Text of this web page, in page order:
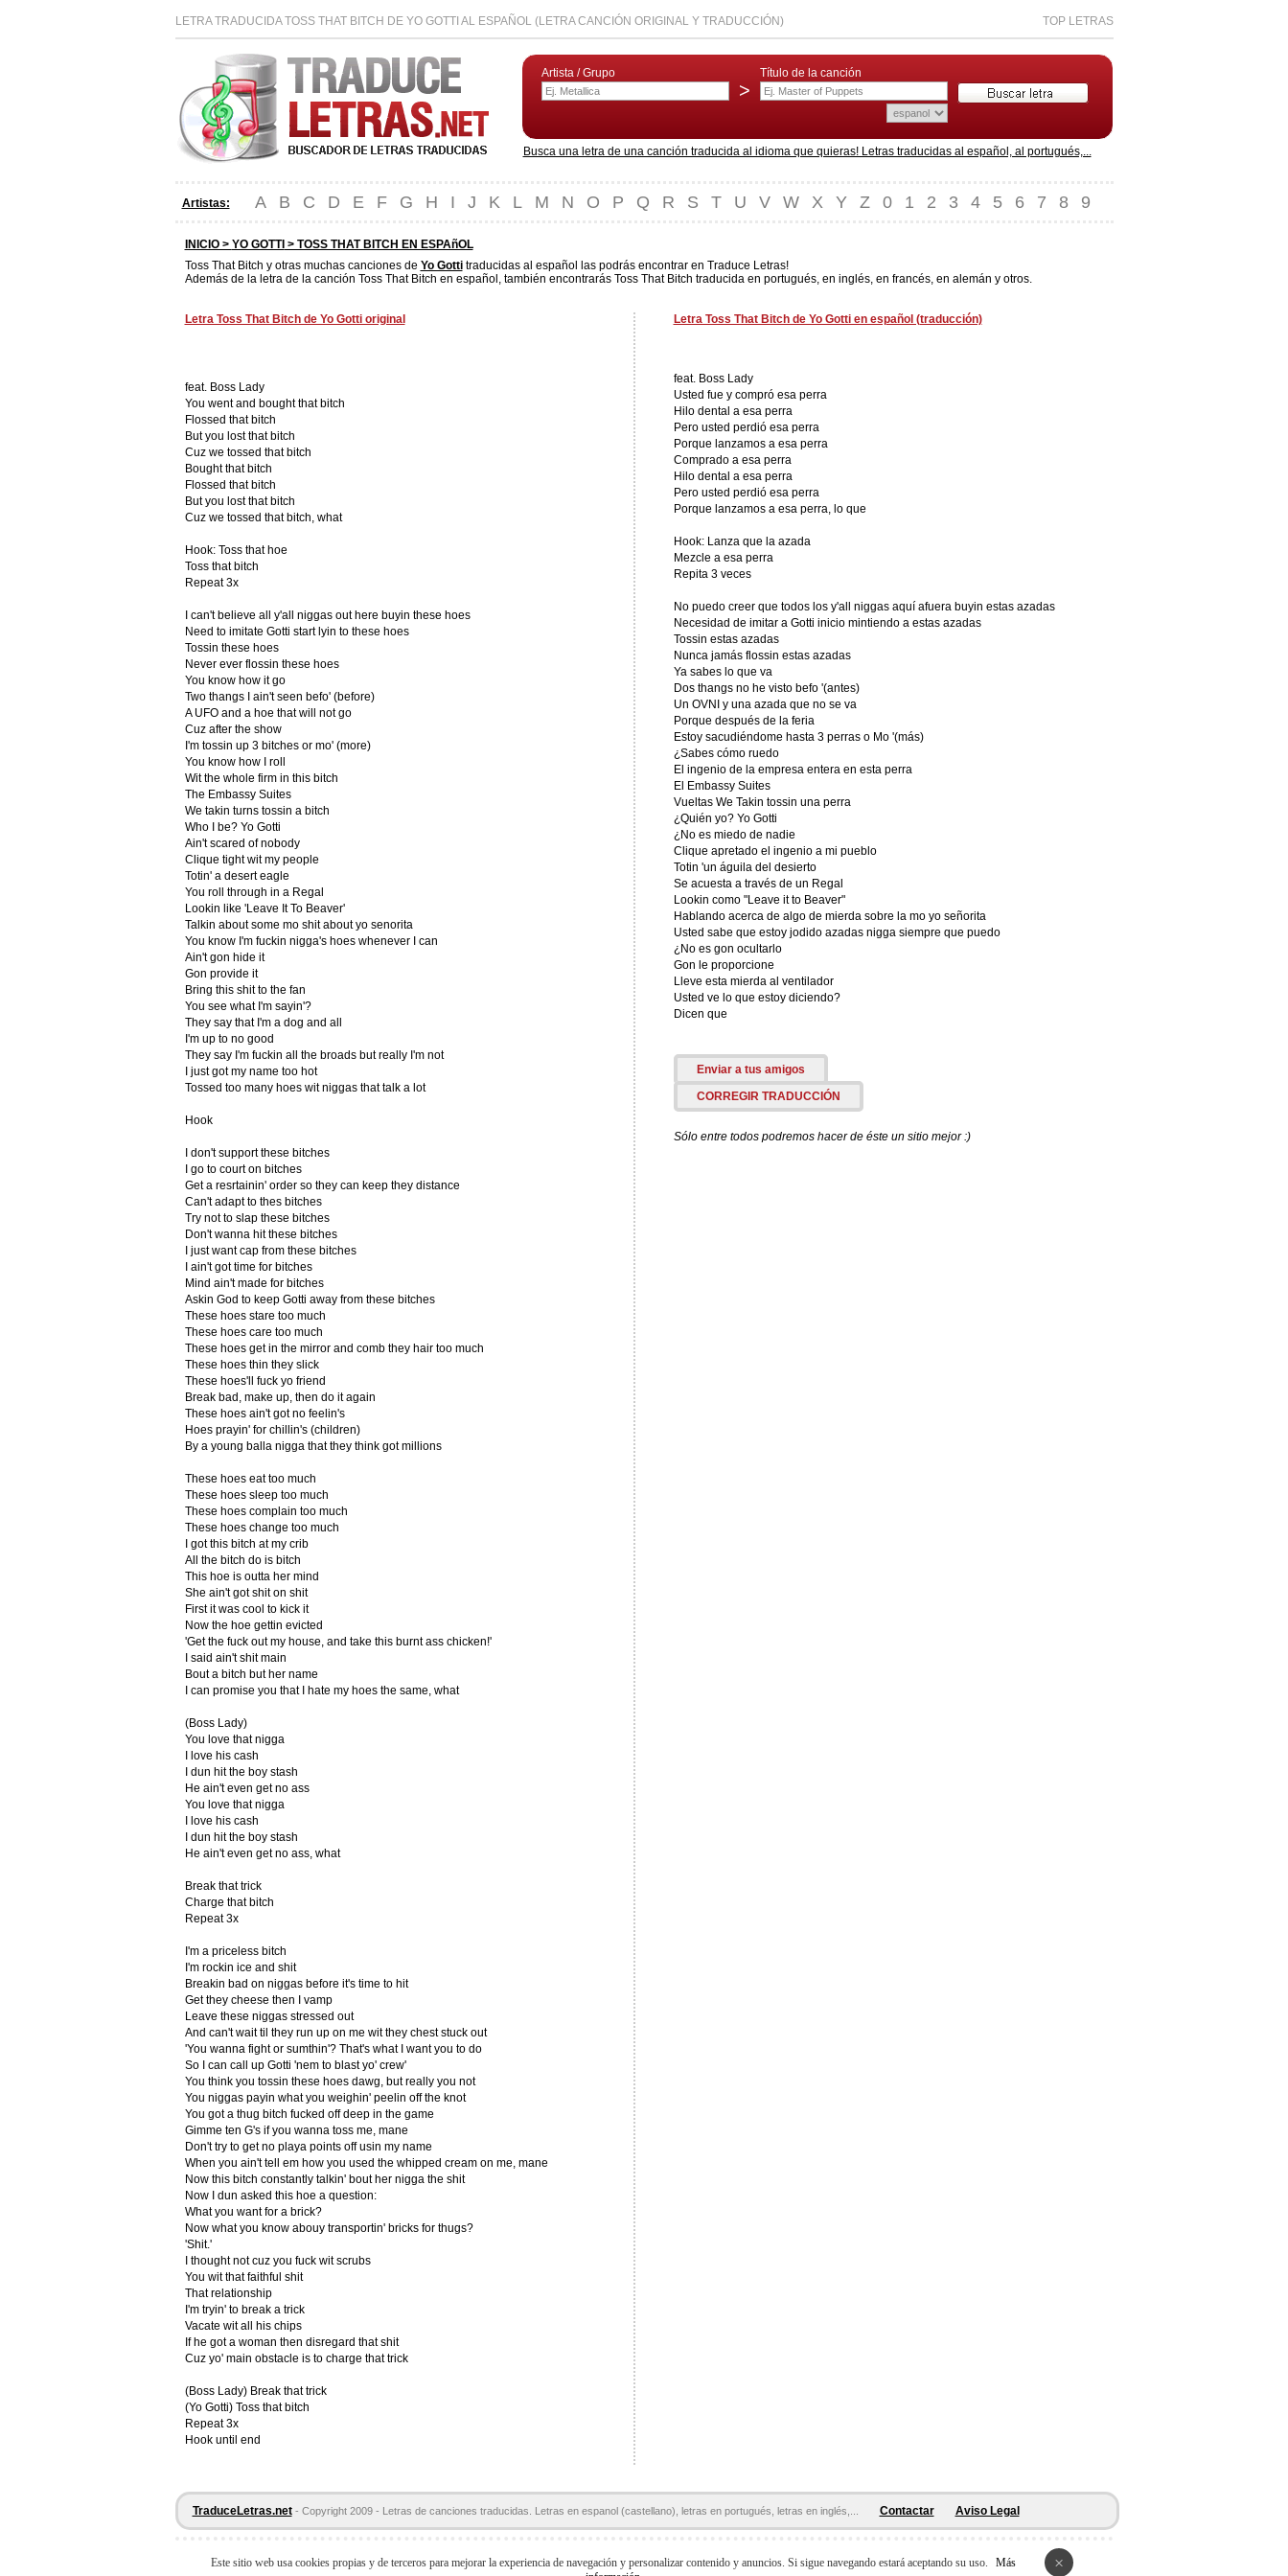
LETRA TRADUCIDA TOSS THAT BITCH DE YO GOTTI AL ESPAÑOL (LETRA CANCIÓN ORIGINAL Y TRADUCCIÓN) TOP LETRAS
Artista / Grupo
>
Título de la canción
Busca una letra de una canción traducida al idioma que quieras! Letras traducidas al español, al portugués,...
Artistas: A B C D E F G H I J K L M N O P Q R S T U V W X Y Z 0 1 2 3 4 5 6 7 8 9
INICIO > YO GOTTI > TOSS THAT BITCH EN ESPAñOL
Toss That Bitch y otras muchas canciones de Yo Gottitraducidas al español las podrás encontrar en Traduce Letras!
Además de la letra de la canción Toss That Bitch en español, también encontrarás Toss That Bitch traducida en portugués, en inglés, en francés, en alemán y otros.
Letra Toss That Bitch de Yo Gotti original
feat. Boss Lady
You went and bought that bitch
Flossed that bitch
But you lost that bitch
Cuz we tossed that bitch
Bought that bitch
Flossed that bitch
But you lost that bitch
Cuz we tossed that bitch, what
Hook: Toss that hoe
Toss that bitch
Repeat 3x
I can't believe all y'all niggas out here buyin these hoes
Need to imitate Gotti start lyin to these hoes
Tossin these hoes
Never ever flossin these hoes
You know how it go
Two thangs I ain't seen befo' (before)
A UFO and a hoe that will not go
Cuz after the show
I'm tossin up 3 bitches or mo' (more)
You know how I roll
Wit the whole firm in this bitch
The Embassy Suites
We takin turns tossin a bitch
Who I be? Yo Gotti
Ain't scared of nobody
Clique tight wit my people
Totin' a desert eagle
You roll through in a Regal
Lookin like 'Leave It To Beaver'
Talkin about some mo shit about yo senorita
You know I'm fuckin nigga's hoes whenever I can
Ain't gon hide it
Gon provide it
Bring this shit to the fan
You see what I'm sayin'?
They say that I'm a dog and all
I'm up to no good
They say I'm fuckin all the broads but really I'm not
I just got my name too hot
Tossed too many hoes wit niggas that talk a lot
Hook
I don't support these bitches
I go to court on bitches
Get a resrtainin' order so they can keep they distance
Can't adapt to thes bitches
Try not to slap these bitches
Don't wanna hit these bitches
I just want cap from these bitches
I ain't got time for bitches
Mind ain't made for bitches
Askin God to keep Gotti away from these bitches
These hoes stare too much
These hoes care too much
These hoes get in the mirror and comb they hair too much
These hoes thin they slick
These hoes'll fuck yo friend
Break bad, make up, then do it again
These hoes ain't got no feelin's
Hoes prayin' for chillin's (children)
By a young balla nigga that they think got millions
These hoes eat too much
These hoes sleep too much
These hoes complain too much
These hoes change too much
I got this bitch at my crib
All the bitch do is bitch
This hoe is outta her mind
She ain't got shit on shit
First it was cool to kick it
Now the hoe gettin evicted
'Get the fuck out my house, and take this burnt ass chicken!'
I said ain't shit main
Bout a bitch but her name
I can promise you that I hate my hoes the same, what
(Boss Lady)
You love that nigga
I love his cash
I dun hit the boy stash
He ain't even get no ass
You love that nigga
I love his cash
I dun hit the boy stash
He ain't even get no ass, what
Break that trick
Charge that bitch
Repeat 3x
I'm a priceless bitch
I'm rockin ice and shit
Breakin bad on niggas before it's time to hit
Get they cheese then I vamp
Leave these niggas stressed out
And can't wait til they run up on me wit they chest stuck out
'You wanna fight or sumthin'? That's what I want you to do
So I can call up Gotti 'nem to blast yo' crew'
You think you tossin these hoes dawg, but really you not
You niggas payin what you weighin' peelin off the knot
You got a thug bitch fucked off deep in the game
Gimme ten G's if you wanna toss me, mane
Don't try to get no playa points off usin my name
When you ain't tell em how you used the whipped cream on me, mane
Now this bitch constantly talkin' bout her nigga the shit
Now I dun asked this hoe a question:
What you want for a brick?
Now what you know abouy transportin' bricks for thugs?
'Shit.'
I thought not cuz you fuck wit scrubs
You wit that faithful shit
That relationship
I'm tryin' to break a trick
Vacate wit all his chips
If he got a woman then disregard that shit
Cuz yo' main obstacle is to charge that trick
(Boss Lady) Break that trick
(Yo Gotti) Toss that bitch
Repeat 3x
Hook until end
Letra Toss That Bitch de Yo Gotti en español (traducción)
feat. Boss Lady
Usted fue y compró esa perra
Hilo dental a esa perra
Pero usted perdió esa perra
Porque lanzamos a esa perra
Comprado a esa perra
Hilo dental a esa perra
Pero usted perdió esa perra
Porque lanzamos a esa perra, lo que
Hook: Lanza que la azada
Mezcle a esa perra
Repita 3 veces
No puedo creer que todos los y'all niggas aquí afuera buyin estas azadas
Necesidad de imitar a Gotti inicio mintiendo a estas azadas
Tossin estas azadas
Nunca jamás flossin estas azadas
Ya sabes lo que va
Dos thangs no he visto befo '(antes)
Un OVNI y una azada que no se va
Porque después de la feria
Estoy sacudiéndome hasta 3 perras o Mo '(más)
¿Sabes cómo ruedo
El ingenio de la empresa entera en esta perra
El Embassy Suites
Vueltas We Takin tossin una perra
¿Quién yo? Yo Gotti
¿No es miedo de nadie
Clique apretado el ingenio a mi pueblo
Totin 'un águila del desierto
Se acuesta a través de un Regal
Lookin como "Leave it to Beaver"
Hablando acerca de algo de mierda sobre la mo yo señorita
Usted sabe que estoy jodido azadas nigga siempre que puedo
¿No es gon ocultarlo
Gon le proporcione
Lleve esta mierda al ventilador
Usted ve lo que estoy diciendo?
Dicen que
Enviar a tus amigos
CORREGIR TRADUCCIÓN
Sólo entre todos podremos hacer de éste un sitio mejor :)
TraduceLetras.net - Copyright 2009 - Letras de canciones traducidas. Letras en espanol (castellano), letras en portugués, letras en inglés,... Contactar Aviso Legal
Páginas Amigas: Letras en español Letras de Canciones Acordes y Tablaturas ×
Este sitio web usa cookies propias y de terceros para mejorar la experiencia de navegación y personalizar contenido y anuncios. Si sigue navegando estará aceptando su uso.
Más